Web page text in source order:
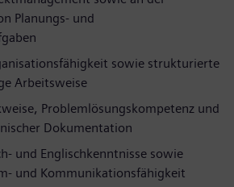
Planungs- und
sowie strukturierte
Arbeitsweise
Problemlösungskompetenz und
Dokumentation
und Englischkenntnisse sowie
und Kommunikationsfähigkeit